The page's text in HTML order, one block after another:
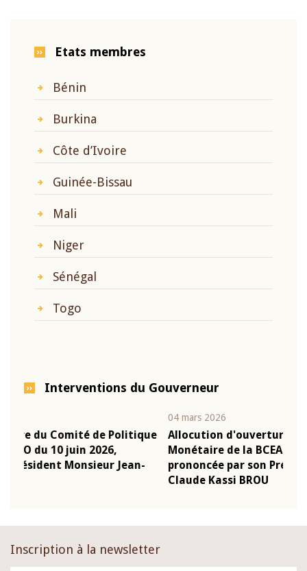
Etats membres
Bénin
Burkina
Côte d’Ivoire
Guinée-Bissau
Mali
Niger
Sénégal
Togo
Interventions du Gouverneur
Allocution d'ouverture du Comité de Politique
Monétaire de la BCEAO du 4 mars 2026,
prononcée par son Président Monsieur Jean-
Inscription à la newsletter